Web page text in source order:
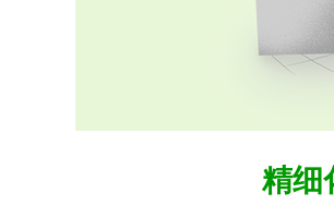
精细